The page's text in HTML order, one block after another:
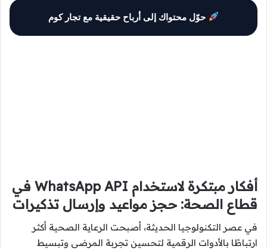
حوّل محتواك إلى أرباح حقيقية مع تجار كوم
أفكار مبتكرة لاستخدام WhatsApp API في
قطاع الصحة: حجز مواعيد وإرسال تذكيرات
في عصر التكنولوجيا الحديثة، أصبحت الرعاية الصحية أكثر
ارتباطًا بالأدوات الرقمية لتحسين تجربة المرضى وتبسيط